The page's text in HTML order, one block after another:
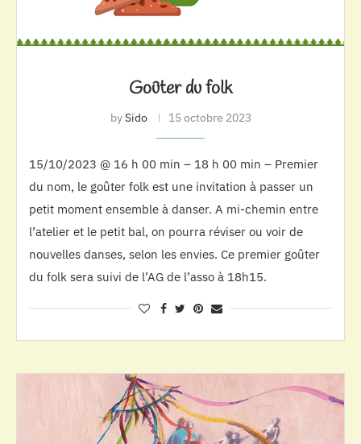
Goûter du folk
bySido 15 octobre 2023
15/10/2023 @ 16 h 00 min – 18 h 00 min – Premier
du nom, le goûter folk est une invitation à passer un
petit moment ensemble à danser. A mi-chemin entre
l’atelier et le petit bal, on pourra réviser ou voir de
nouvelles danses, selon les envies. Ce premier goûter
du folk sera suivi de l’AG de l’asso à 18h15.